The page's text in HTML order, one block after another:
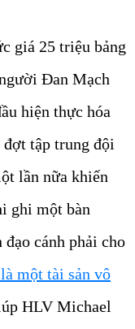
giá 25 triệu bảng
Đan Mạch
hiện thực hóa
tập trung đội
lần nữa khiến
ghi một bàn
cánh phải cho
một tài sản vô
HLV Michael